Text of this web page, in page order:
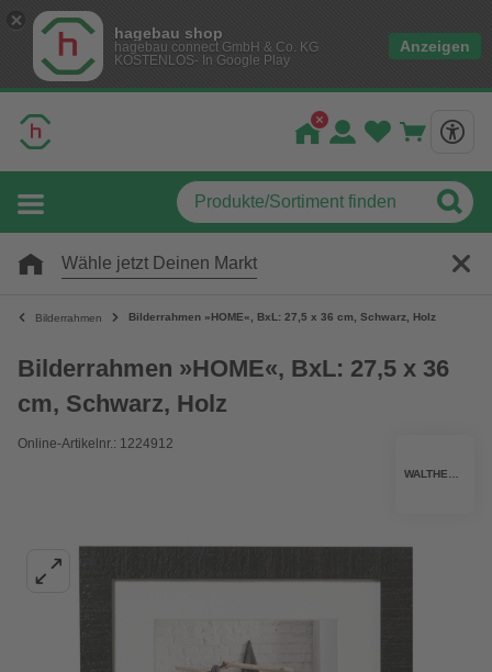
hagebau shop
hagebau connect GmbH & Co. KG
KOSTENLOS- In Google Play
Anzeigen
Wähle jetzt Deinen Markt
Bilderrahmen Bilderrahmen »HOME«, BxL: 27,5 x 36 cm, Schwarz, Holz
Bilderrahmen »HOME«, BxL: 27,5 x 36
cm, Schwarz, Holz
Online-Artikelnr.: 1224912